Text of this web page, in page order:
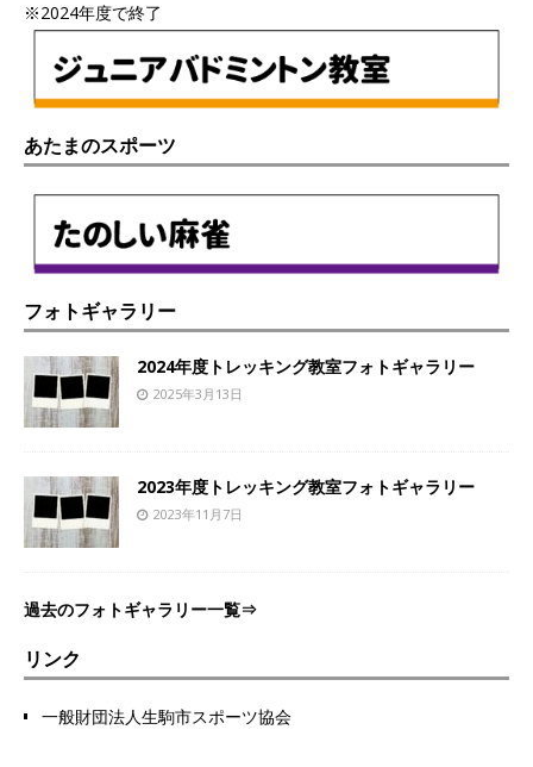
※2024年度で終了
あたまのスポーツ
フォトギャラリー
2024年度トレッキング教室フォトギャラリー
2025年3月13日
2023年度トレッキング教室フォトギャラリー
2023年11月7日
過去のフォトギャラリー一覧⇒
リンク
一般財団法人生駒市スポーツ協会